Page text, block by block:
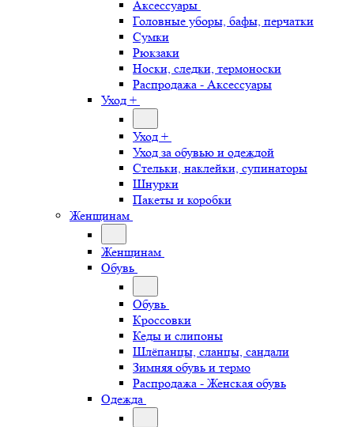
Аксессуары
Головные уборы, бафы, перчатки
Сумки
Рюкзаки
Носки, следки, термоноски
Распродажа - Аксессуары
Уход +
Уход +
Уход за обувью и одеждой
Стельки, наклейки, супинаторы
Шнурки
Пакеты и коробки
Женщинам
Женщинам
Обувь
Обувь
Кроссовки
Кеды и слипоны
Шлёпанцы, сланцы, сандали
Зимняя обувь и термо
Распродажа - Женская обувь
Одежда